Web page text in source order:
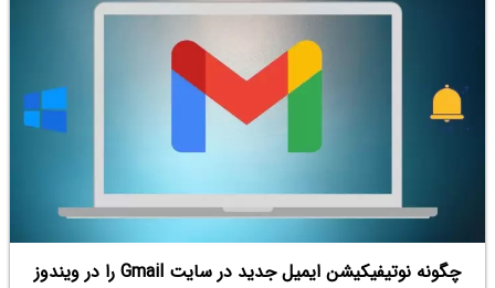
چگونه نوتیفیکیشن ایمیل جدید در سایت Gmail را در ویندوز